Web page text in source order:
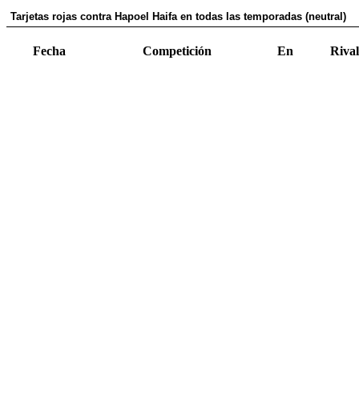
Tarjetas rojas contra Hapoel Haifa en todas las temporadas (neutral)
Fecha Competición En Rival